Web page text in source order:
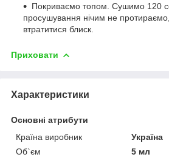
Покриваємо топом. Сушимо 120
просушування нічим не
втратитися блиск.
Приховати
Характеристики
Основні атрибути
Країна виробник
Україна
Об`єм
5 мл